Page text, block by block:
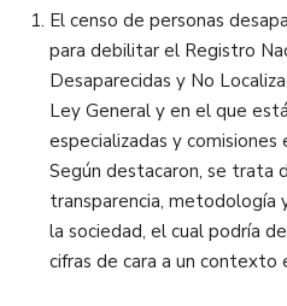
El censo de personas
para debilitar el Registro
Desaparecidas y No
Ley General y en el que
especializadas y
Según destacaron, se trata
transparencia, metodología
la sociedad, el cual podría
cifras de cara a un contexto